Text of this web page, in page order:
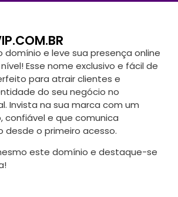
domínio e leve sua presença online
Esse nome exclusivo e fácil de
para atrair clientes e
do seu negócio no
Invista na sua marca com um
confiável e que comunica
desde o primeiro acesso.
este domínio e destaque-se